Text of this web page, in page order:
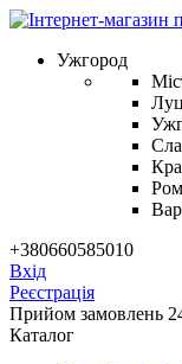
Ужгород
+380660585010
Вхід
Реєстрація
Прийом замовлень
Каталог